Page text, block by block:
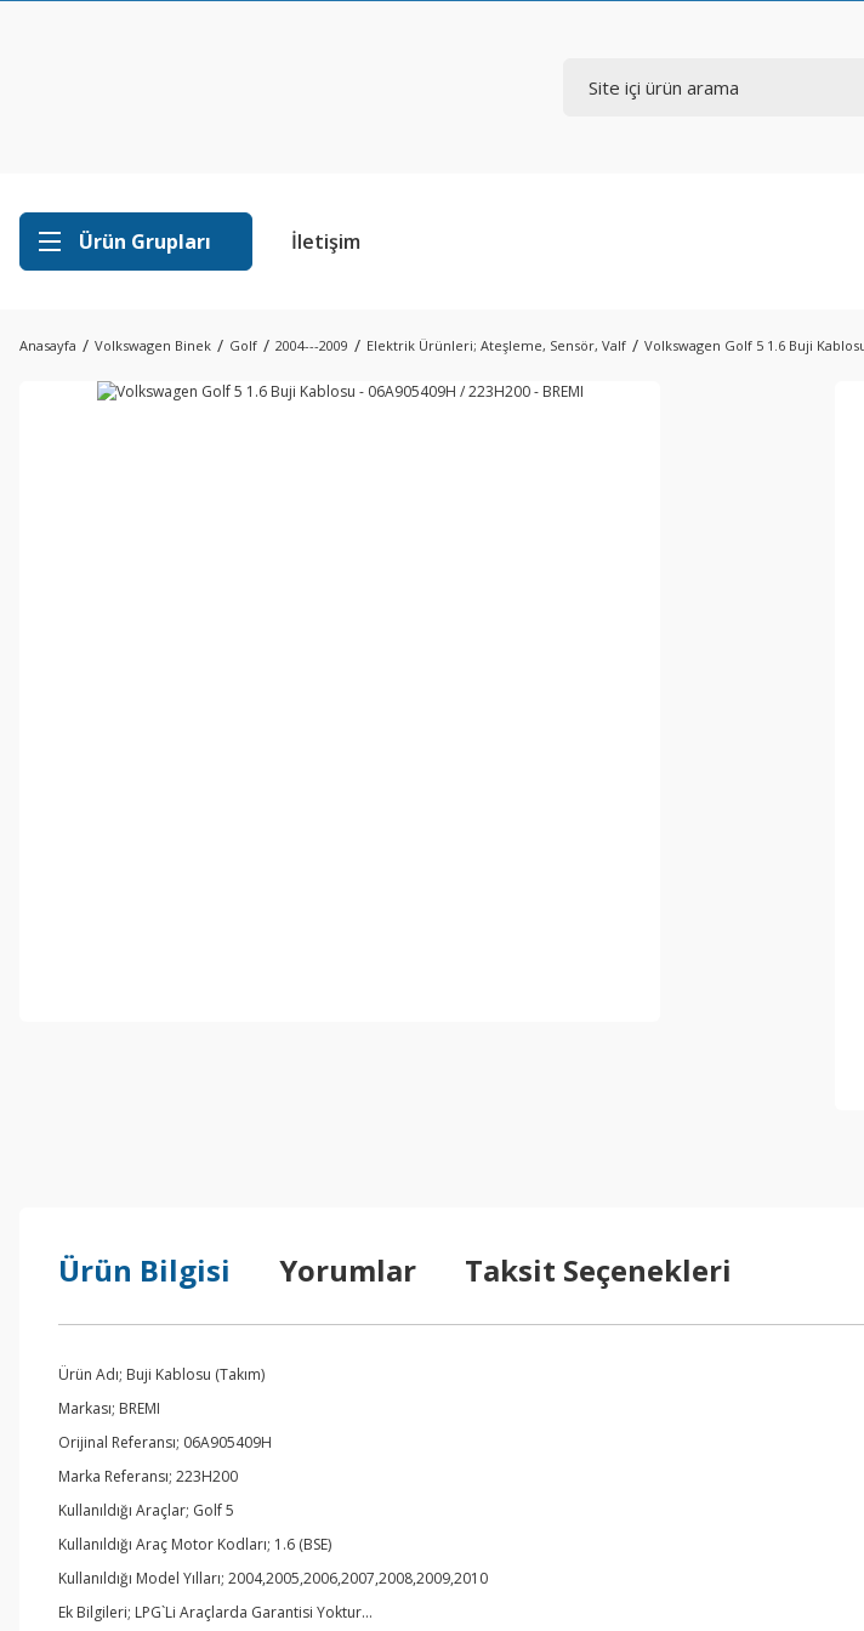
Ürün Grupları İletişim
Anasayfa Volkswagen Binek Golf 2004---2009 Elektrik Ürünleri; Ateşleme, Sensör, Valf Volkswagen Golf 5 1.6 Buji
Ürün Bilgisi Yorumlar Taksit Seçenekleri
Ürün Adı; Buji Kablosu (Takım)
Markası; BREMI
Orijinal Referansı; 06A905409H
Marka Referansı; 223H200
Kullanıldığı Araçlar; Golf 5
Kullanıldığı Araç Motor Kodları; 1.6 (BSE)
Kullanıldığı Model Yılları; 2004,2005,2006,2007,2008,2009,2010
Ek Bilgileri; LPG`Li Araçlarda Garantisi Yoktur…